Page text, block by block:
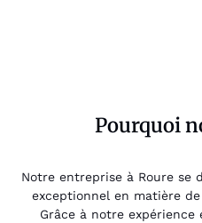
Pourquoi
Notre entreprise à Roure se
exceptionnel en matière
Grâce à notre